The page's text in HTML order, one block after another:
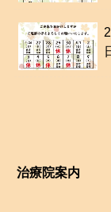
治療院案内